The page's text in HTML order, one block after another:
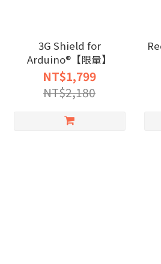
3G Shield for
Arduino®【限量】
NT$1,799
NT$2,180